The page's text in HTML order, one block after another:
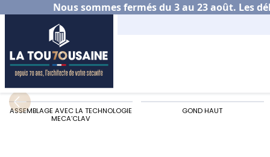
Nous sommes fermés du 3 au 23 août. Les
Accueil Habitat
ASSEMBLAGE AVEC LA TECHNOLOGIE
MECA’CLAV
GOND HAUT